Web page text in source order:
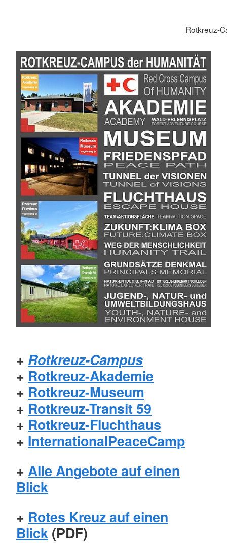
Rotkreuz-
+ Rotkreuz-Campus
+ Rotkreuz-Akademie
+ Rotkreuz-Museum
+ Rotkreuz-Transit 59
+ Rotkreuz-Fluchthaus
+ InternationalPeaceCamp
+ Alle Angebote auf einen
Blick
+ Rotes Kreuz auf einen
Blick (PDF)